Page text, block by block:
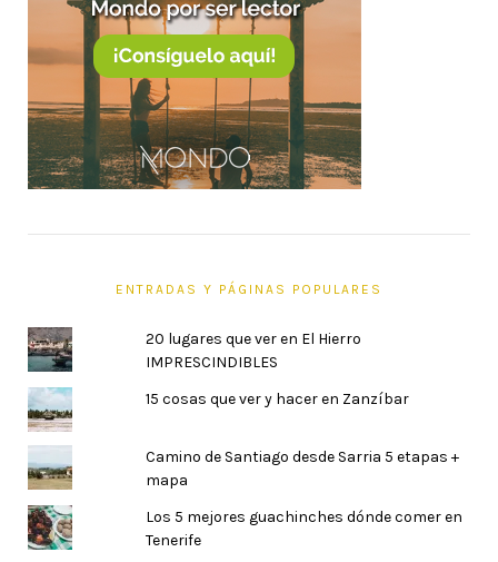
ENTRADAS Y PÁGINAS POPULARES
20 lugares que ver en El Hierro
IMPRESCINDIBLES
15 cosas que ver y hacer en Zanzíbar
Camino de Santiago desde Sarria 5 etapas +
mapa
Los 5 mejores guachinches dónde comer en
Tenerife